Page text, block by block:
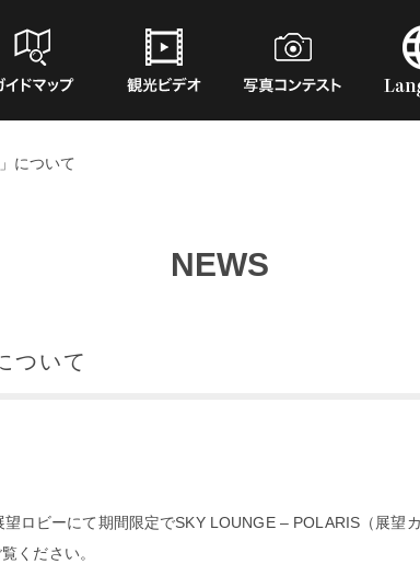
について
NEWS
ついて
ロビーにて期間限定でSKY LOUNGE – POLARIS（展望
ください。